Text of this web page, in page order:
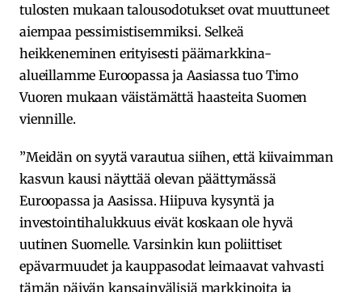
tulosten mukaan talousodotukset ovat muuttuneet
aiempaa pessimistisemmiksi. Selkeä
heikkeneminen erityisesti päämarkkina-
alueillamme Euroopassa ja Aasiassa tuo Timo
Vuoren mukaan väistämättä haasteita Suomen
viennille.
”Meidän on syytä varautua siihen, että kiivaimman
kasvun kausi näyttää olevan päättymässä
Euroopassa ja Aasissa. Hiipuva kysyntä ja
investointihalukkuus eivät koskaan ole hyvä
uutinen Suomelle. Varsinkin kun poliittiset
epävarmuudet ja kauppasodat leimaavat vahvasti
tämän päivän kansainvälisiä markkinoita ja